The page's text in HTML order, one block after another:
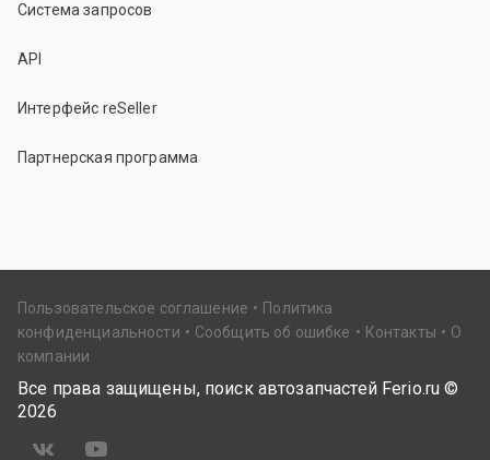
Система запросов
API
Интерфейс reSeller
Партнерская программа
Пользовательское соглашение
Политика
конфиденциальности
Сообщить об ошибке Контакты
О
компании
Все права защищены, поиск автозапчастей Ferio.ru ©
2026